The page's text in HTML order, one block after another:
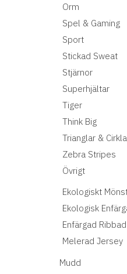
Orm
Spel & Gaming
Sport
Stickad Sweat
Stjärnor
Superhjältar
Tiger
Think Big
Trianglar &
Zebra Stripes
Övrigt
Ekologiskt
Ekologisk
Enfärgad
Melerad Jersey
Mudd